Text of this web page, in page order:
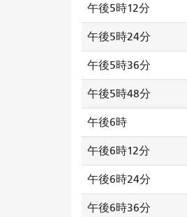
午後5時12分
午後5時24分
午後5時36分
午後5時48分
午後6時
午後6時12分
午後6時24分
午後6時36分